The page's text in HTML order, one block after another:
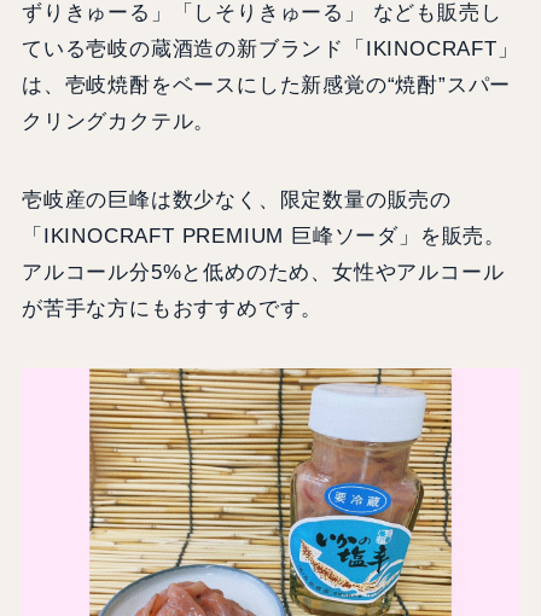
ずりきゅーる」「しそりきゅーる」 なども販売し
ている壱岐の蔵酒造の新ブランド「IKINOCRAFT」
は、壱岐焼酎をベースにした新感覚の“焼酎”スパー
クリングカクテル。
壱岐産の巨峰は数少なく、限定数量の販売の
「IKINOCRAFT PREMIUM 巨峰ソーダ」を販売。
アルコール分5%と低めのため、女性やアルコール
が苦手な方にもおすすめです。